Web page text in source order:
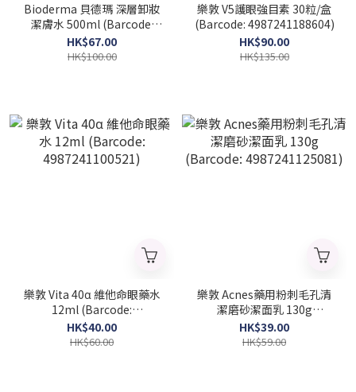
Bioderma 貝德瑪 深層卸妝
潔膚水 500ml (Barcode:
3401345935571)
HK$67.00
HK$100.00
樂敦 V5護眼強目素 30粒/盒
(Barcode: 4987241188604)
HK$90.00
HK$135.00
樂敦 Vita 40α 維他命眼藥水
12ml (Barcode:
4987241100521)
HK$40.00
HK$60.00
樂敦 Acnes藥用粉刺毛孔清
潔磨砂潔面乳 130g
(Barcode: 4987241125081)
HK$39.00
HK$59.00